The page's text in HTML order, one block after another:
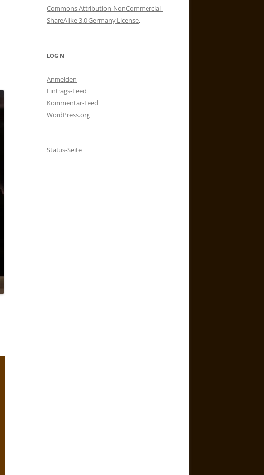
Commons Attribution-NonCommercial-
ShareAlike 3.0 Germany License.
LOGIN
Anmelden
Eintrags-Feed
Kommentar-Feed
WordPress.org
Status-Seite